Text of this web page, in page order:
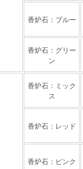
香炉石：ブルー
香炉石：グリー
ン
香炉石：ミック
ス
香炉石：レッド
香炉石：ピンク